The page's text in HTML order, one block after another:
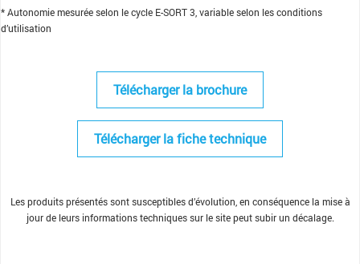
* Autonomie mesurée selon le cycle E-SORT 3, variable selon les conditions
d’utilisation
Télécharger la brochure
Télécharger la fiche technique
Les produits présentés sont susceptibles d’évolution, en conséquence la mise à
jour de leurs informations techniques sur le site peut subir un décalage.